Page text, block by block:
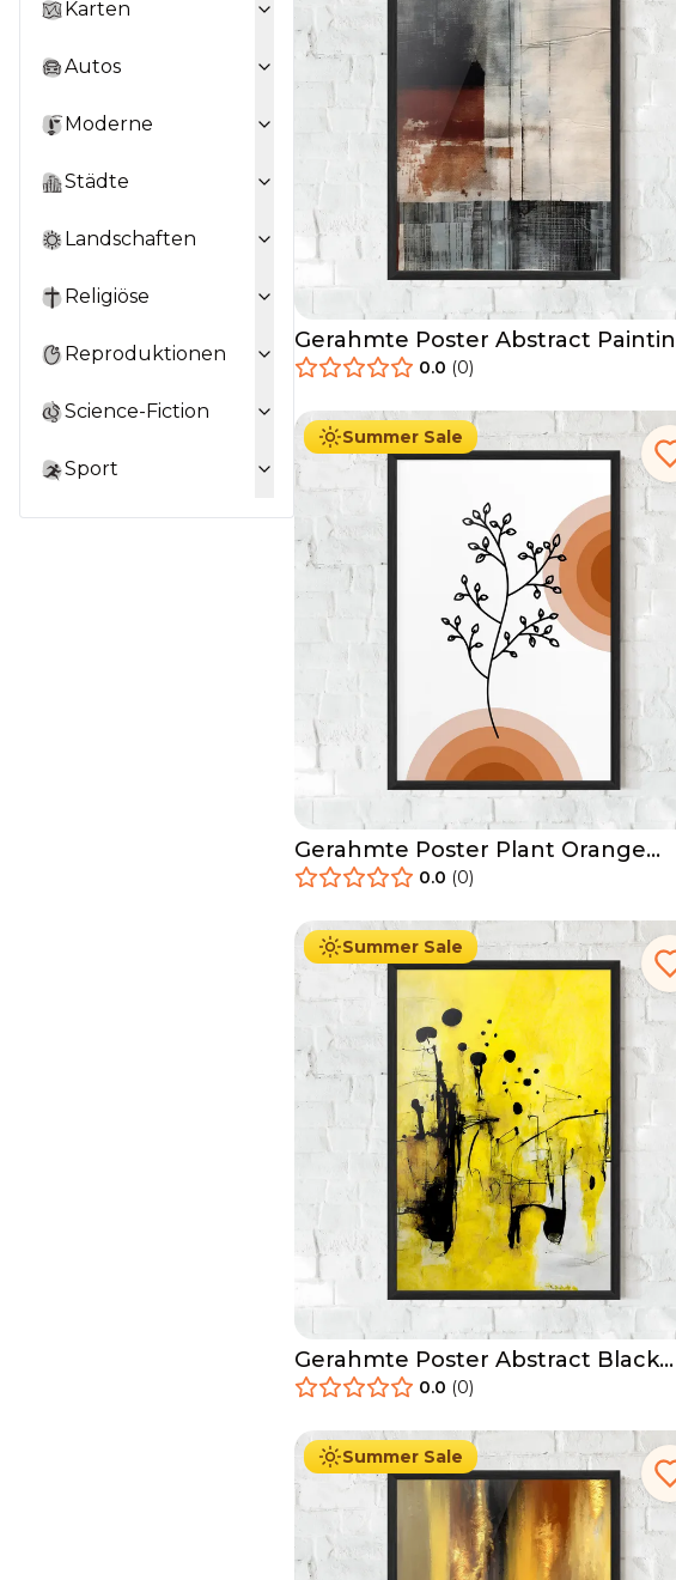
Karten
Autos
Moderne
Städte
Landschaften
Religiöse
Reproduktionen
Science-Fiction
Sport
Gerahmte Poster Abstract
0.0 (0)
Summer Sale
Ab 49.90 € 29.90
Gerahmte Poster Plant Orange
Circle
0.0 (0)
Summer Sale
Ab 49.90 € 29.90
Gerahmte Poster Abstract Black
Yellow
0.0 (0)
Summer Sale
Ab 49.90 € 29.90